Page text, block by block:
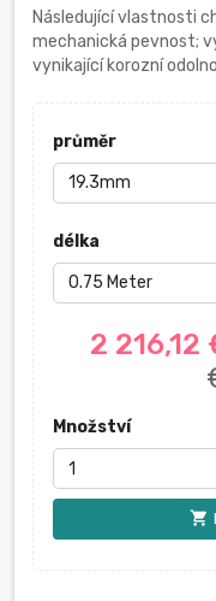
Následující vlastnosti
mechanická pevnost;
vynikající korozní
průměr
délka
2 216,12
Množství
shopping_cart